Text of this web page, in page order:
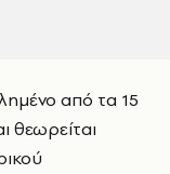
από τα 15
θεωρείται